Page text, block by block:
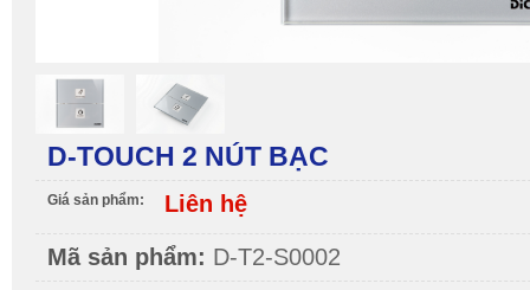
D-TOUCH 2 NÚT BẠC
Giá sản phẩm: Liên hệ
Mã sản phẩm: D-T2-S0002